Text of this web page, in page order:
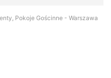
Pokoje Gościnne - Warszawa